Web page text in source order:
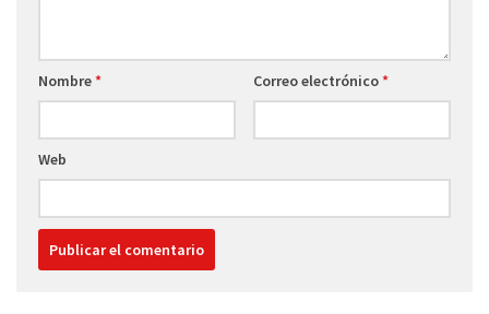
Nombre* Correo electrónico*
Web